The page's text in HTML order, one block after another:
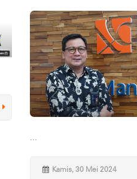
...
Kamis, 30 Mei 2024